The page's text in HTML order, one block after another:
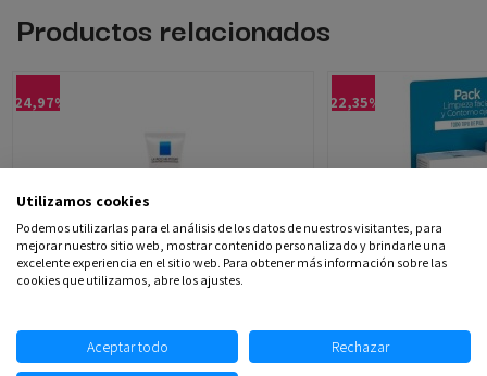
Productos relacionados
-24,97%
LA ROCHE POSAY EFFACLAR DUO SPF 30
-22,35%
UREADIN
Utilizamos cookies
Podemos utilizarlas para el análisis de los datos de nuestros visitantes, para
mejorar nuestro sitio web, mostrar contenido personalizado y brindarle una
excelente experiencia en el sitio web. Para obtener más información sobre las
cookies que utilizamos, abre los ajustes.
Aceptar todo Rechazar